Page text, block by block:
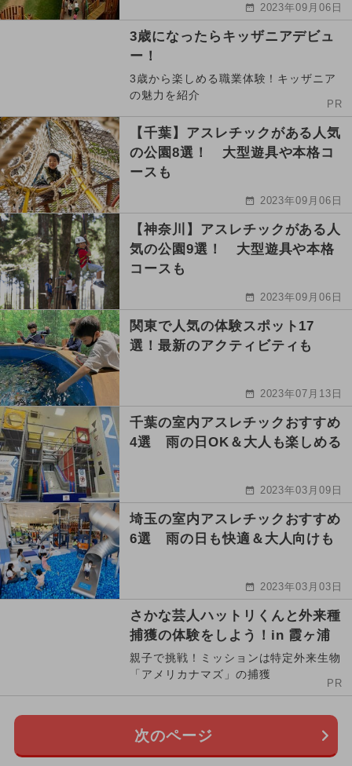
2023年09月06日
3歳になったらキッザニアデビュ
ー！
3歳から楽しめる職業体験！キッザニア
の魅力を紹介
PR
【千葉】アスレチックがある人気
の公園8選！ 大型遊具や本格コ
ースも
2023年09月06日
【神奈川】アスレチックがある人
気の公園9選！ 大型遊具や本格
コースも
2023年09月06日
関東で人気の体験スポット17
選！最新のアクティビティも
2023年07月13日
千葉の室内アスレチックおすすめ
4選 雨の日OK＆大人も楽しめる
2023年03月09日
埼玉の室内アスレチックおすすめ
6選 雨の日も快適＆大人向けも
2023年03月03日
さかな芸人ハットリくんと外来種
捕獲の体験をしよう！in 霞ヶ浦
親子で挑戦！ミッションは特定外来生物
「アメリカナマズ」の捕獲
PR
次のページ